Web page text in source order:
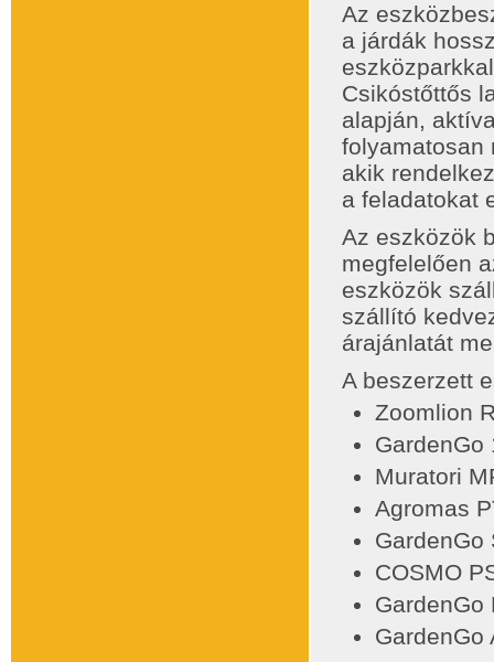
Az
a járdák
Csikóstőttős
alapján,
folyamatosan
akik
a feladatokat
Az eszközök
megfelelően
eszközök
szállító
árajánlatát
A beszerzett
Zoomlion
GardenGo
Muratori
Agromas
GardenGo
COSMO
GardenGo
GardenGo